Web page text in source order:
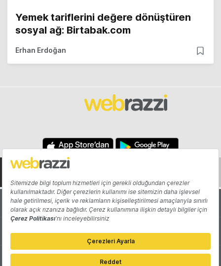
Yemek tariflerini değere dönüştüren
sosyal ağ: Birtabak.com
Erhan Erdoğan
Hakkında Yazarlar
Katkıda Bulun Reklam